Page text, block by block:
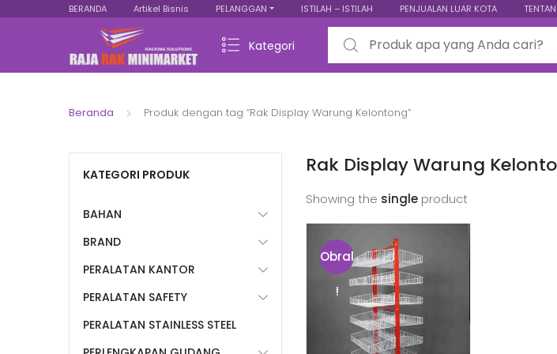
BERANDA Artikel Bisnis PELANGGAN ISTILAH – ISTILAH PENJUALAN LUAR KOTA
Kategori
Search for:
Beranda Produk dengan tag “Rak Display Warung Kelontong”
Rak Display Warung
Showing the single product
Obral
!
KATEGORI PRODUK
BAHAN
BRAND
PERALATAN KANTOR
PERALATAN SAFETY
PERALATAN STAINLESS STEEL